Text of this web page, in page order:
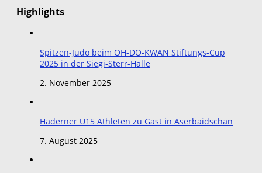
Highlights
Spitzen-Judo beim OH-DO-KWAN Stiftungs-Cup
2025 in der Siegi-Sterr-Halle
2. November 2025
Haderner U15 Athleten zu Gast in Aserbaidschan
7. August 2025